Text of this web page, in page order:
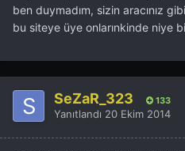
ben duymadım, sizin aracınız
bu siteye üye onlarınkinde niye
SeZaR_323 133
Yanıtlandı 20 Ekim 2014